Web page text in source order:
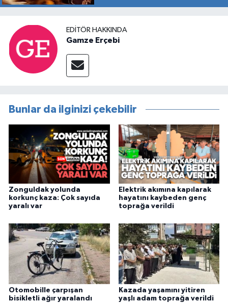
EDITÖR HAKKINDA
Gamze Erçebi
Bunlar da ilginizi çekebilir
Zonguldak yolunda
korkunç kaza: Çok sayıda
yaralı var
Elektrik akımına kapılarak
hayatını kaybeden genç
toprağa verildi
Otomobille çarpışan
bisikletli ağır yaralandı
Kazada yaşamını yitiren
yaşlı adam toprağa verildi